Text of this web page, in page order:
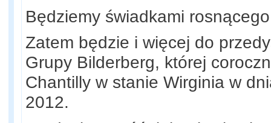
Będziemy świadkami
Zatem będzie i więcej do
Grupy Bilderberg, której
Chantilly w stanie Wirginia w
2012.